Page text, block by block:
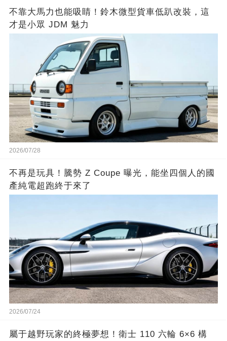
不靠大馬力也能吸睛！鈴木微型貨車低趴改裝，這
才是小眾 JDM 魅力
2026/07/28
不再是玩具！騰勢 Z Coupe 曝光，能坐四個人的國
產純電超跑終于來了
2026/07/24
屬于越野玩家的終極夢想！衛士 110 六輪 6×6 構